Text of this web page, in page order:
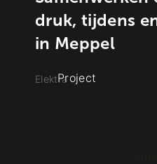
Project
druk, tijdens
in Meppel
Elektra